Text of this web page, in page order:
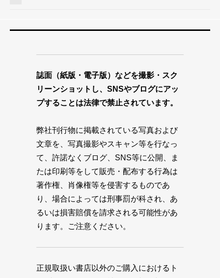
誌面（紙版・電子版）などを撮影・スク
リーンショットし、SNSやブログにアッ
プすることは法律で禁止されています。
弊社刊行物に掲載されている写真および
文章を、写真撮影やスキャン等を行なっ
て、許諾なくブログ、SNS等に公開、ま
たは印刷等をして販売・配布する行為は
著作権、肖像権等を侵害するものであ
り、場合によっては刑事罰が科され、あ
るいは損害賠償を請求される可能性があ
ります。ご注意ください。
正規取扱い書店以外のご購入におけるト